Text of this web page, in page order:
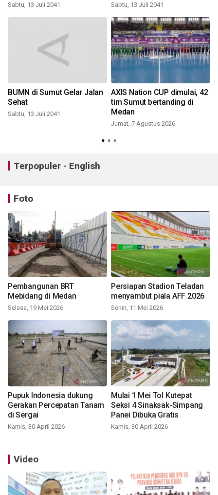
Sabtu, 13 Juli 2041 Sabtu, 13 Juli 2041
BUMN di Sumut Gelar Jalan
Sehat
Sabtu, 13 Juli 2041
AXIS Nation CUP dimulai, 42
tim Sumut bertanding di
Medan
Jumat, 7 Agustus 2026
Terpopuler - English
Foto
Pembangunan BRT
Mebidang di Medan
Selasa, 19 Mei 2026
Persiapan Stadion Teladan
menyambut piala AFF 2026
Senin, 11 Mei 2026
Pupuk Indonesia dukung
Gerakan Percepatan Tanam
di Sergai
Kamis, 30 April 2026
Mulai 1 Mei Tol Kutepat
Seksi 4 Sinaksak-Simpang
Panei Dibuka Gratis
Kamis, 30 April 2026
Video